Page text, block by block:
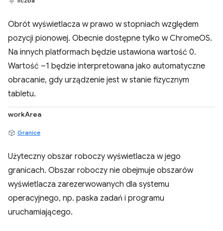
Obrót wyświetlacza w prawo w stopniach względem
pozycji pionowej. Obecnie dostępne tylko w ChromeOS.
Na innych platformach będzie ustawiona wartość 0.
Wartość –1 będzie interpretowana jako automatyczne
obracanie, gdy urządzenie jest w stanie fizycznym
tabletu.
workArea
Granice
Użyteczny obszar roboczy wyświetlacza w jego
granicach. Obszar roboczy nie obejmuje obszarów
wyświetlacza zarezerwowanych dla systemu
operacyjnego, np. paska zadań i programu
uruchamiającego.